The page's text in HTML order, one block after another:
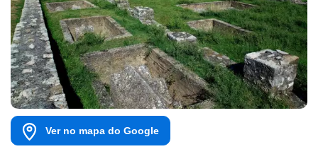
Ver no mapa do Google